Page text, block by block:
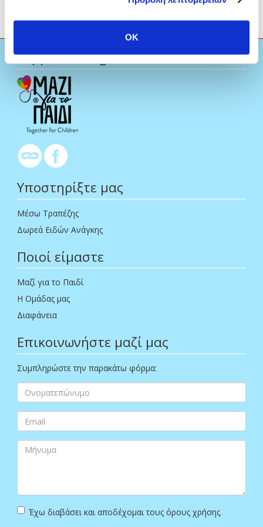
OK
supportmazi.gr
Υποστηρίξτε μας
Μέσω Τραπέζης
Δωρεά Ειδών Ανάγκης
Ποιοί είμαστε
Μαζί για το Παιδί
Η Ομάδας μας
Διαφάνεια
Επικοινωνήστε μαζί μας
Συμπληρώστε την παρακάτω φόρμα:
Έχω διαβάσει και αποδέχομαι τους όρους χρήσης.